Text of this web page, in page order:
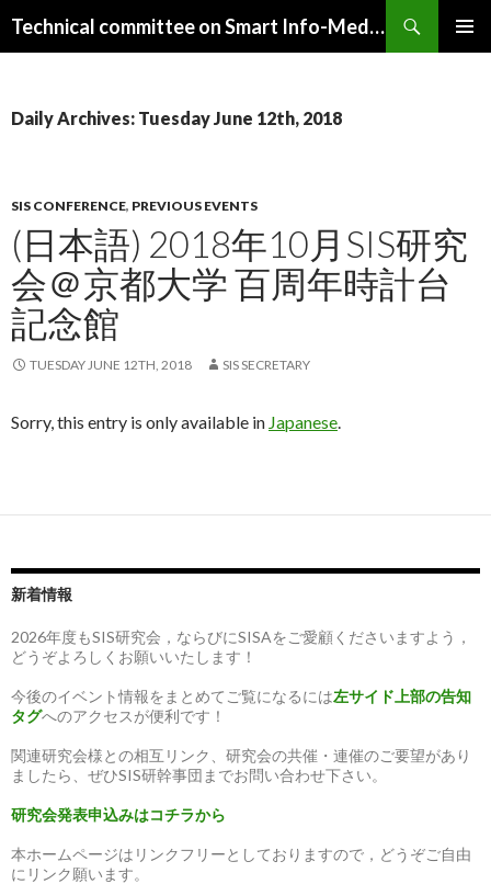
Technical committee on Smart Info-Media Systems (SIS), IEICE
Daily Archives: Tuesday June 12th, 2018
SIS CONFERENCE, PREVIOUS EVENTS
(日本語) 2018年10月SIS研究
会＠京都大学 百周年時計台
記念館
TUESDAY JUNE 12TH, 2018 SIS SECRETARY
Sorry, this entry is only available in Japanese.
新着情報
2026年度もSIS研究会，ならびにSISAをご愛顧くださいますよう，
どうぞよろしくお願いいたします！
今後のイベント情報をまとめてご覧になるには左サイド上部の告知
タグへのアクセスが便利です！
関連研究会様との相互リンク、研究会の共催・連催のご要望があり
ましたら、ぜひSIS研幹事団までお問い合わせ下さい。
研究会発表申込みはコチラから
本ホームページはリンクフリーとしておりますので，どうぞご自由
にリンク願います。